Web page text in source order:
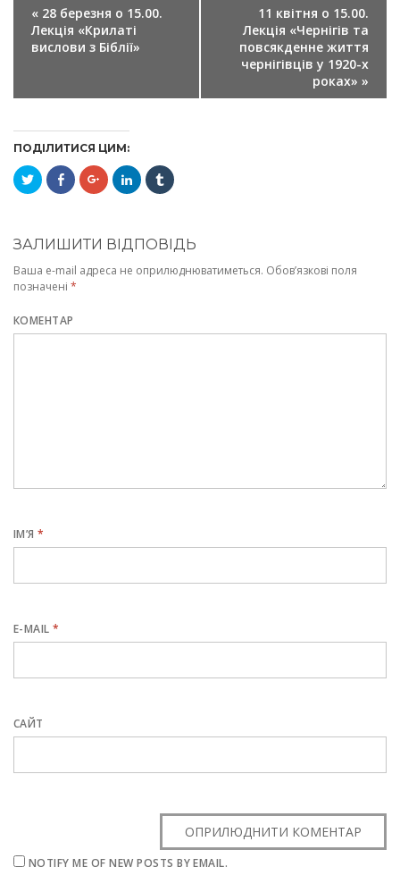
NAVIGATION
« 28 березня о 15.00.
Лекція «Крилаті
вислови з Біблії»
11 квітня о 15.00.
Лекція «Чернігів та
повсякденне життя
чернігівців у 1920-х
роках» »
ПОДІЛИТИСЯ ЦИМ:
Click
to
share
новому
вікні)
Click
to
share
новому
вікні)
Click
to
share
новому
Click
to
share
новому
вікні)
Click
to
новому
вікні)
ЗАЛИШИТИ ВІДПОВІДЬ
Ваша e-mail адреса не оприлюднюватиметься. Обов’язкові поля
позначені *
КОМЕНТАР
ІМ’Я*
E-MAIL*
САЙТ
NOTIFY ME OF NEW POSTS BY EMAIL.